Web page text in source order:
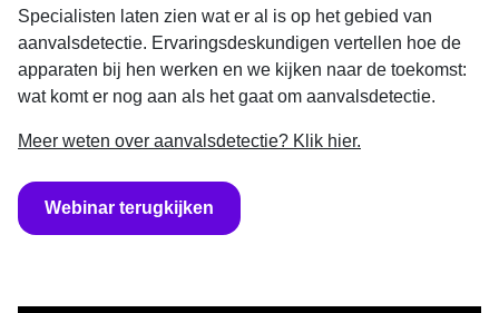
Specialisten laten zien wat er al is op het gebied van
aanvalsdetectie. Ervaringsdeskundigen vertellen hoe de
apparaten bij hen werken en we kijken naar de toekomst:
wat komt er nog aan als het gaat om aanvalsdetectie.
Meer weten over aanvalsdetectie? Klik hier.
Webinar terugkijken